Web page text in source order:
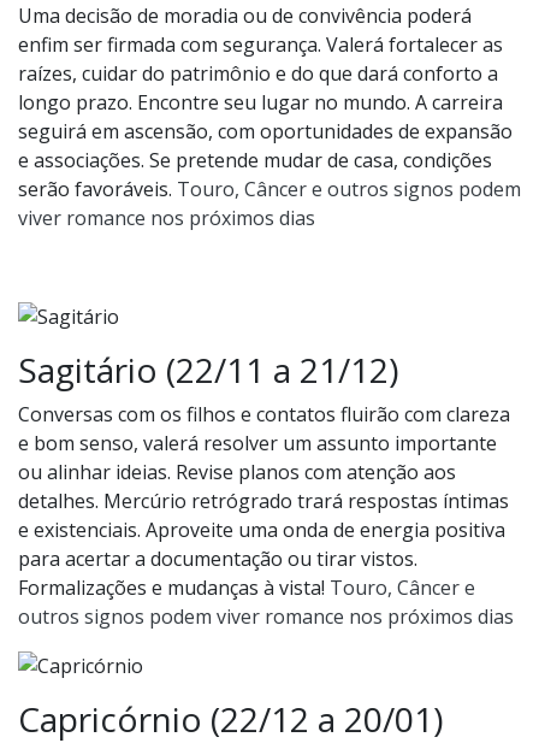
Uma decisão de moradia ou de convivência poderá
enfim ser firmada com segurança. Valerá fortalecer as
raízes, cuidar do patrimônio e do que dará conforto a
longo prazo. Encontre seu lugar no mundo. A carreira
seguirá em ascensão, com oportunidades de expansão
e associações. Se pretende mudar de casa, condições
serão favoráveis. Touro, Câncer e outros signos podem
viver romance nos próximos dias
Sagitário (22/11 a 21/12)
Conversas com os filhos e contatos fluirão com clareza
e bom senso, valerá resolver um assunto importante
ou alinhar ideias. Revise planos com atenção aos
detalhes. Mercúrio retrógrado trará respostas íntimas
e existenciais. Aproveite uma onda de energia positiva
para acertar a documentação ou tirar vistos.
Formalizações e mudanças à vista! Touro, Câncer e
outros signos podem viver romance nos próximos dias
Capricórnio (22/12 a 20/01)